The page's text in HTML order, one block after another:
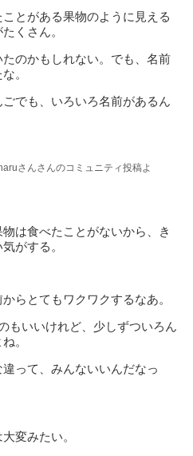
とがある果物のように見える
くさん。
のかもしれない。でも、名前
。
でも、いろいろ名前があるん
さんさんのコミュニティ投稿よ
は食べたことがないから、き
がする。
らとてもワクワクするなあ。
もいいけれど、少しずついろん
。
って、みんないいんだなっ
変みたい。